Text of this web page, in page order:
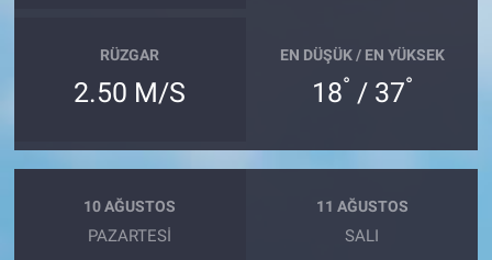
RÜZGAR
2.50 M/S
EN DÜŞÜK / EN YÜKSEK
18° / 37°
10 AĞUSTOS
PAZARTESI
11 AĞUSTOS
SALI